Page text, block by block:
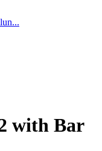
with Bar